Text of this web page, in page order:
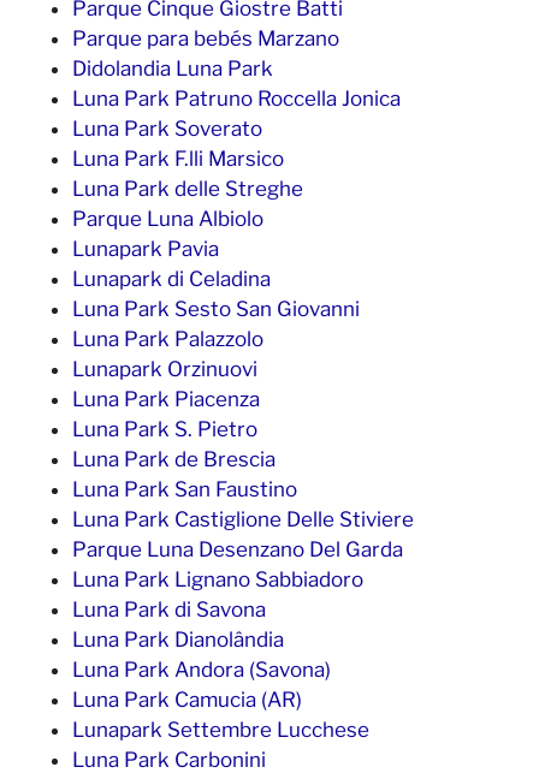
Parque Cinque Giostre Batti
Parque para bebés Marzano
Didolandia Luna Park
Luna Park Patruno Roccella Jonica
Luna Park Soverato
Luna Park F.lli Marsico
Luna Park delle Streghe
Parque Luna Albiolo
Lunapark Pavia
Lunapark di Celadina
Luna Park Sesto San Giovanni
Luna Park Palazzolo
Lunapark Orzinuovi
Luna Park Piacenza
Luna Park S. Pietro
Luna Park de Brescia
Luna Park San Faustino
Luna Park Castiglione Delle Stiviere
Parque Luna Desenzano Del Garda
Luna Park Lignano Sabbiadoro
Luna Park di Savona
Luna Park Dianolândia
Luna Park Andora (Savona)
Luna Park Camucia (AR)
Lunapark Settembre Lucchese
Luna Park Carbonini